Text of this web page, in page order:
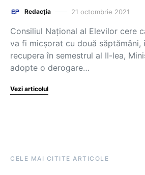
Redacția 21 octombrie 2021
Consiliul Național al Elevilor cere
va fi micșorat cu două săptămâni,
recupera în semestrul al II-lea,
adopte o derogare…
Vezi articolul
CELE MAI CITITE ARTICOLE